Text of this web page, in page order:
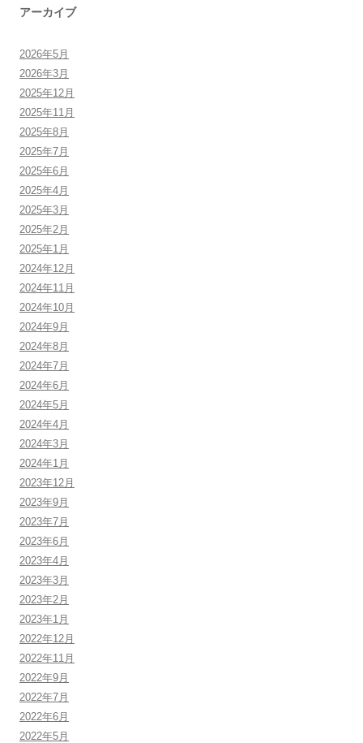
アーカイブ
2026年5月
2026年3月
2025年12月
2025年11月
2025年8月
2025年7月
2025年6月
2025年4月
2025年3月
2025年2月
2025年1月
2024年12月
2024年11月
2024年10月
2024年9月
2024年8月
2024年7月
2024年6月
2024年5月
2024年4月
2024年3月
2024年1月
2023年12月
2023年9月
2023年7月
2023年6月
2023年4月
2023年3月
2023年2月
2023年1月
2022年12月
2022年11月
2022年9月
2022年7月
2022年6月
2022年5月